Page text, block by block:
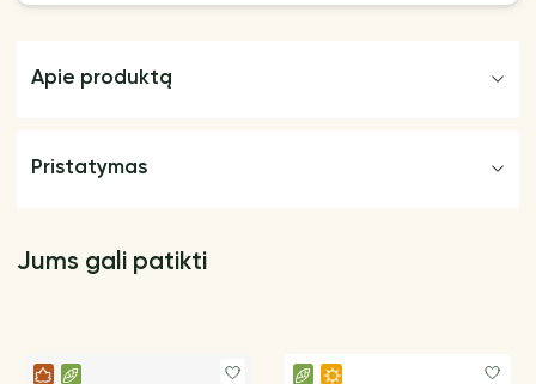
Apie produktą
Pristatymas
Jums gali patikti